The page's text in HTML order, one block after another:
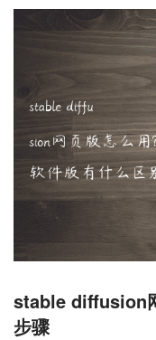
stable diffusion
步骤